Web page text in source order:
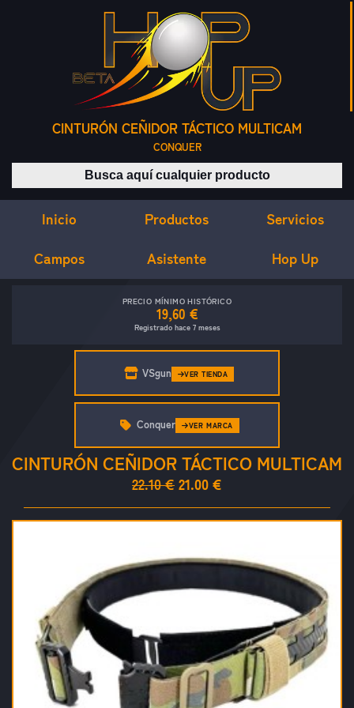
CINTURÓN CEÑIDOR TÁCTICO MULTICAM
CONQUER
Buscar productos
Inicio Productos Servicios
Campos Asistente Hop Up
PRECIO MÍNIMO HISTÓRICO
19,60 €
Registrado hace 7 meses
VSgun VER TIENDA
CINTURÓN CEÑIDOR TÁCTICO MULTICAM
22.10 € 21.00 €
Conquer VER MARCA